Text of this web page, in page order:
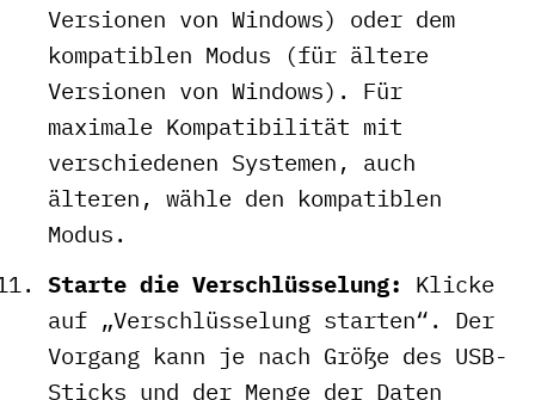
Versionen von Windows) oder dem
kompatiblen Modus (für ältere
Versionen von Windows). Für
maximale Kompatibilität mit
verschiedenen Systemen, auch
älteren, wähle den kompatiblen
Modus.
Starte die Verschlüsselung: Klicke
auf „Verschlüsselung starten“. Der
Vorgang kann je nach Größe des USB-
Sticks und der Menge der Daten